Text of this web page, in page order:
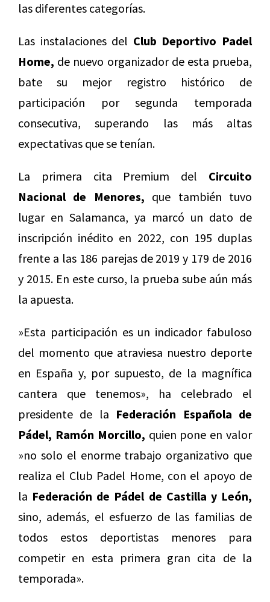
las diferentes categorías.
Las instalaciones del Club Deportivo Padel
Home, de nuevo organizador de esta prueba,
bate su mejor registro histórico de
participación por segunda temporada
consecutiva, superando las más altas
expectativas que se tenían.
La primera cita Premium del Circuito
Nacional de Menores, que también tuvo
lugar en Salamanca, ya marcó un dato de
inscripción inédito en 2022, con 195 duplas
frente a las 186 parejas de 2019 y 179 de 2016
y 2015. En este curso, la prueba sube aún más
la apuesta.
»Esta participación es un indicador fabuloso
del momento que atraviesa nuestro deporte
en España y, por supuesto, de la magnífica
cantera que tenemos», ha celebrado el
presidente de la Federación Española de
Pádel, Ramón Morcillo, quien pone en valor
»no solo el enorme trabajo organizativo que
realiza el Club Padel Home, con el apoyo de
la Federación de Pádel de Castilla y León,
sino, además, el esfuerzo de las familias de
todos estos deportistas menores para
competir en esta primera gran cita de la
temporada».